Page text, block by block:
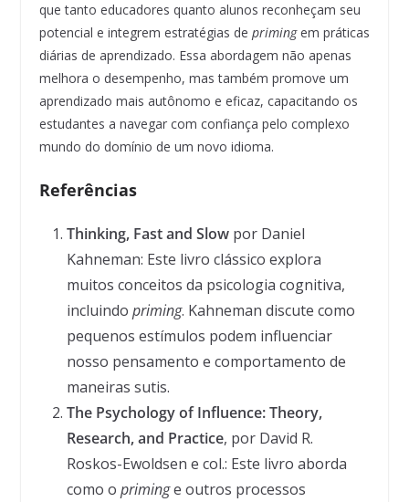
que tanto educadores quanto alunos reconheçam seu
potencial e integrem estratégias de primingem práticas
diárias de aprendizado. Essa abordagem não apenas
melhora o desempenho, mas também promove um
aprendizado mais autônomo e eficaz, capacitando os
estudantes a navegar com confiança pelo complexo
mundo do domínio de um novo idioma.
Referências
Thinking, Fast and Slowpor Daniel
Kahneman: Este livro clássico explora
muitos conceitos da psicologia cognitiva,
incluindo priming. Kahneman discute como
pequenos estímulos podem influenciar
nosso pensamento e comportamento de
maneiras sutis.
The Psychology of Influence: Theory,
Research, and Practice, por David R.
Roskos-Ewoldsen e col.: Este livro aborda
como o priminge outros processos